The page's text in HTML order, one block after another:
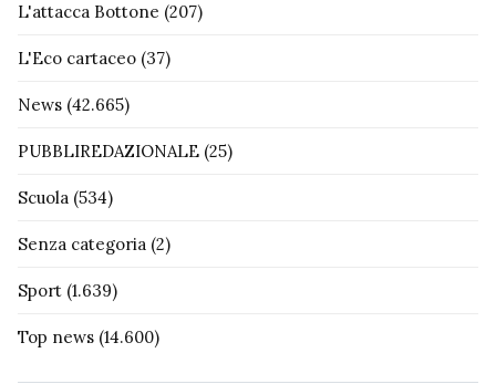
L'attacca Bottone (207)
L'Eco cartaceo (37)
News (42.665)
PUBBLIREDAZIONALE (25)
Scuola (534)
Senza categoria (2)
Sport (1.639)
Top news (14.600)